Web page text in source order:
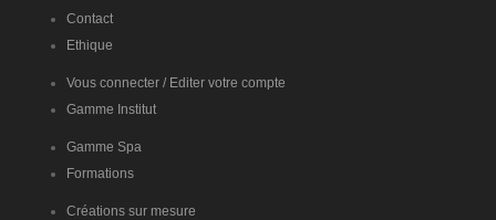
Contact
Ethique
Vous connecter / Editer votre compte
Gamme Institut
Gamme Spa
Formations
Créations sur mesure